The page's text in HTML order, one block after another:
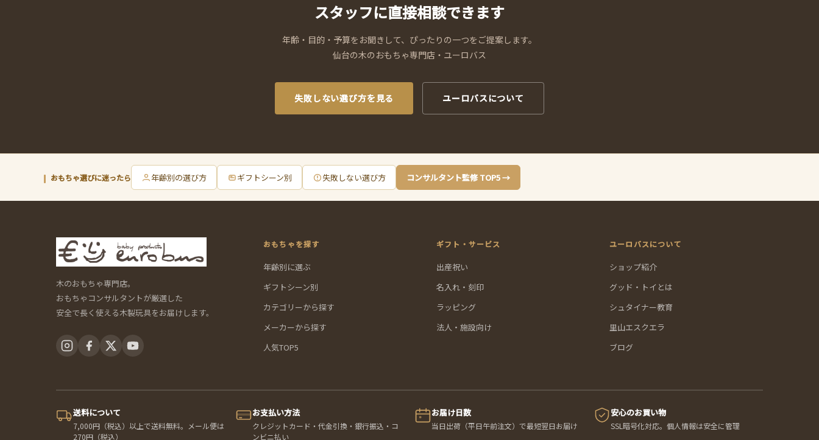
スタッフに直接相談できます
年齢・目的・予算をお聞きして、ぴったりの一つをご提案します。
仙台の木のおもちゃ専門店・ユーロバス
失敗しない選び方を見る ユーロバスについて
おもちゃ選びに迷ったら 年齢別の選び方 ギフトシーン別 失敗しない選び方 コンサルタント監修 TOP5 →
木のおもちゃ専門店。
おもちゃコンサルタントが厳選した
安全で長く使える木製玩具をお届けします。
おもちゃを探す
年齢別に選ぶ
ギフトシーン別
カテゴリーから探す
メーカーから探す
人気TOP5
ギフト・サービス
出産祝い
名入れ・刻印
ラッピング
法人・施設向け
ユーロバスについて
ショップ紹介
グッド・トイとは
シュタイナー教育
里山エスクエラ
ブログ
送料について
7,000円（税込）以上で送料無料。メール便は
270円（税込）
お支払い方法
クレジットカード・代金引換・銀行振込・コ
ンビニ払い
お届け日数
当日出荷（平日午前注文）で最短翌日お届け
安心のお買い物
SSL暗号化対応。個人情報は安全に管理